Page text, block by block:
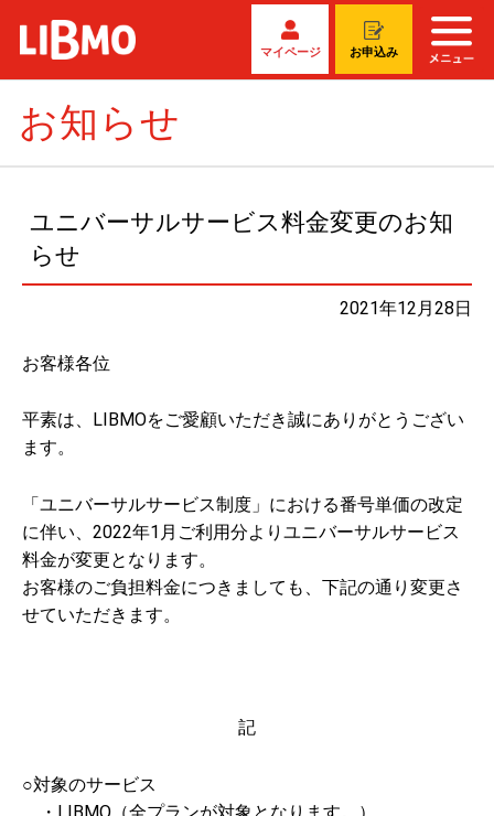
マイページ お申込み
お知らせ
ユニバーサルサービス料金変更のお知
らせ
2021年12月28日
お客様各位
平素は、LIBMOをご愛顧いただき誠にありがとうござい
ます。
「ユニバーサルサービス制度」における番号単価の改定
に伴い、2022年1月ご利用分よりユニバーサルサービス
料金が変更となります。
お客様のご負担料金につきましても、下記の通り変更さ
せていただきます。
記
○対象のサービス
・LIBMO（全プランが対象となります。）